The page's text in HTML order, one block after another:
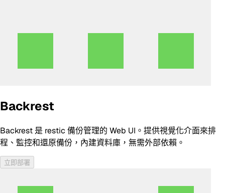
Backrest
Backrest 是 restic 備份管理的 Web UI。提供視覺化介面來排
程、監控和還原備份，內建資料庫，無需外部依賴。
立即部署